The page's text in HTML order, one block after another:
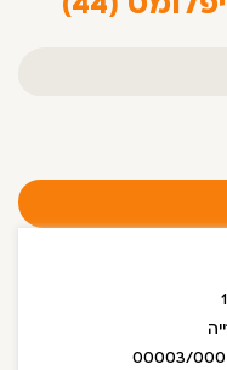
00003/